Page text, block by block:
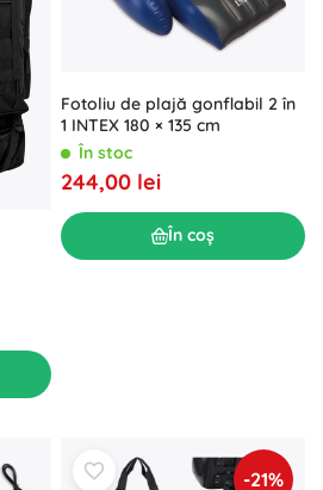
Fotoliu de plajă gonflabil 2 în
1 INTEX 180 × 135 cm
În stoc
244,00 lei
În coș
-21%